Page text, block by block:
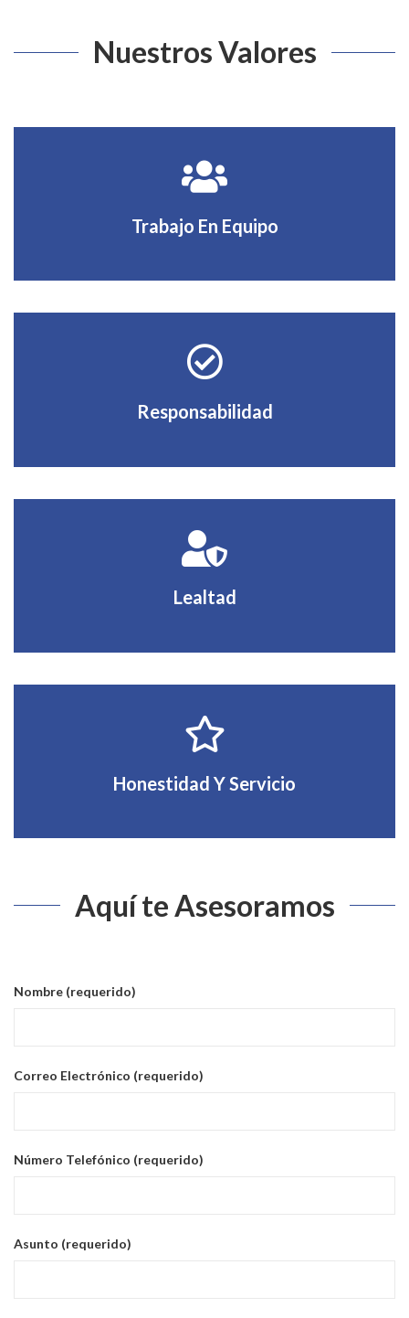
Nuestros Valores
Trabajo En Equipo
Responsabilidad
Lealtad
Honestidad Y Servicio
Aquí te Asesoramos
Nombre (requerido)
Correo Electrónico (requerido)
Número Telefónico (requerido)
Asunto (requerido)